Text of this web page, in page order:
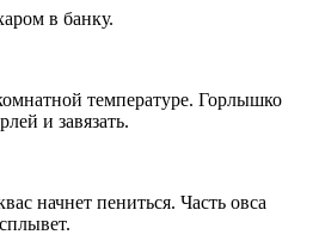
в банку.
температуре. Горлышко
и завязать.
начнет пениться. Часть овса